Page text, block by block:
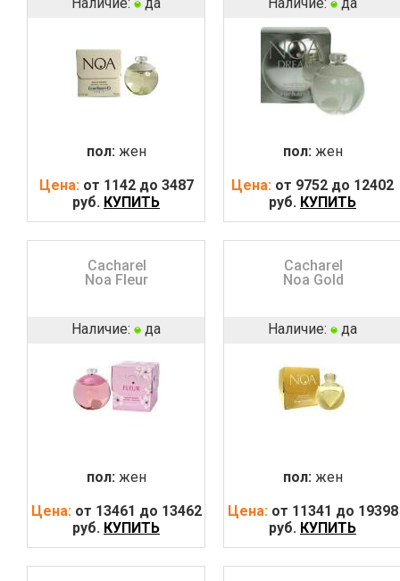
пол: жен
Цена: от 1142 до 3487
руб. КУПИТЬ
пол: жен
Цена: от 9752 до 12402
руб. КУПИТЬ
Cacharel
Noa Fleur
Наличие: да
пол: жен
Цена: от 13461 до 13462
руб. КУПИТЬ
Cacharel
Noa Gold
Наличие: да
пол: жен
Цена: от 11341 до 19398
руб. КУПИТЬ